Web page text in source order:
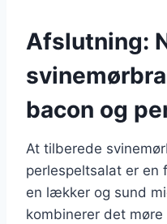
Afslutning:
bacon og
At tilberede
perlespeltsalat er en
en lækker og sund
kombinerer det